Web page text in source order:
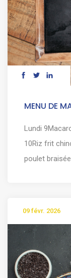
MENU DE
Lundi
10Riz frit
poulet
09 févr. 2026